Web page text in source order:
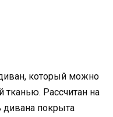
который можно
Рассчитан на
дивана покрыта